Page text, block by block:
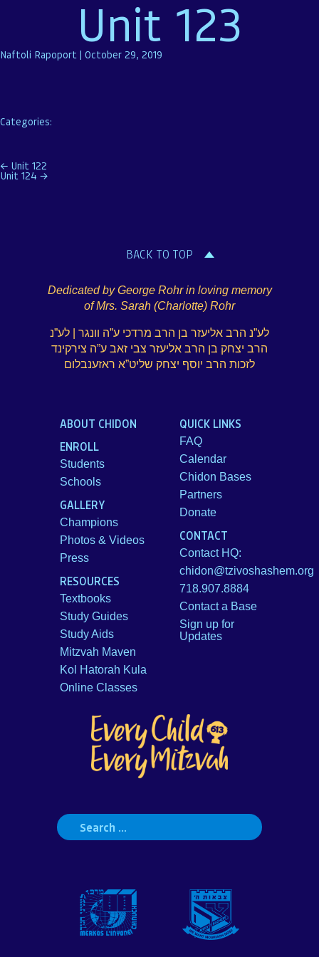
Unit 123
Naftoli Rapoport | October 29, 2019
Categories:
Post
← Unit 122
Unit 124 →
BACK TO TOP
Dedicated by George Rohr in loving memory
of Mrs. Sarah (Charlotte) Rohr
לע”נ הרב אליעזר בן הרב מרדכי ע”ה וונגר | לע”נ
הרב יצחק בן הרב אליעזר צבי זאב ע”ה צירקינד
לזכות הרב יוסף יצחק שליט”א ראזענבלום
Search
for:
ABOUT CHIDON
ENROLL
Students
Schools
GALLERY
Champions
Photos & Videos
Press
RESOURCES
Textbooks
Study Guides
Study Aids
Mitzvah Maven
Kol Hatorah Kula
Online Classes
QUICK LINKS
FAQ
Calendar
Chidon Bases
Partners
Donate
CONTACT
Contact HQ:
chidon@tzivoshashem.org
718.907.8884
Contact a Base
Sign up for
Updates